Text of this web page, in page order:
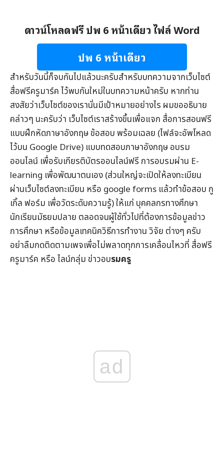
ดาวน์โหลดฟรี ปพ 6 หน้าเดียว ไฟล์ Word
ปพ 6 หน้าเดียว
สำหรับวันนี้ก็จบกันไปแล้วนะครับสำหรับบทความจากเว็บไซต์
สื่อฟรีครูมาร์คไว้พบกันใหม่ในบทความหน้าครับ หากท่าน
สงสัยว่าเว็บไซต์ของเรานั่นมีเป้าหมายอย่างไร ผมขออธิบาย
คล่าวๆ นะครับว่า เว็บไซต์เราสร้างขึ้นเพื่อแจก สื่อการสอนฟรี
แบบฝึกหัดภาษาอังกฤษข้อสอบพร้อมเฉลย (ไฟล์จะอัพโหลด
ไว้บน Google Drive) แบบทดสอบภาษาอังกฤษอบรม
ออนไลน์ เพื่อรับเกียรติบัตรออนไลน์ฟรี การอบรมผ่าน E-
learning เพื่อพัฒนาตนเอง (ส่วนใหญ่จะเปิดให้ลงทะเบียน
ผ่านเว็บไซต์ลงทะเบียน หรือ google forms แล้วทำข้อสอบ กู
เกิ้ล ฟอร์ม เพื่อวัดระดับความรู้) ให้แก่ บุคคลกรทางศึกษา
นักเรียนมัธยมปลาย ตลอดจนผู้ใช้ทั่วไปที่ต้องการข้อมูลข่าว
การศึกษา หรือข้อมูลเทคนิควิธีการทำงาน วิจัย ต่างๆ ครับ
อย่าลืมกดติดตามเพจเพื่อไม่พลาดทุกการเคลื่อนไหวที่ สื่อฟรี
ครูมาร์ค หรือ ไลน์กลุ่มข่าวอบรมครู
ad